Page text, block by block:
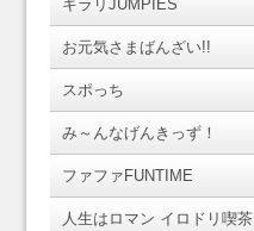
キラリJUMPIES
お元気さまばんざい!!
スポっち
み～んなげんきっず！
ファファFUNTIME
人生はロマン イロドリ喫茶